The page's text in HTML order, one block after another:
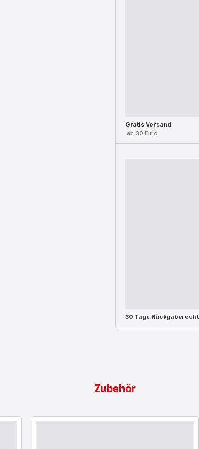
Gratis Versand
ab 30 Euro
30 Tage Rückgaberecht
Zubehör